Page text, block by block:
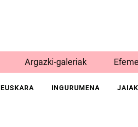
Argazki-galeriak
EUSKARA INGURUMENA JAIAK